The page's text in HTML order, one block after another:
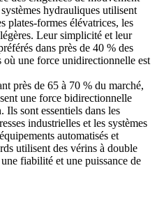
hydrauliques utilisent
plates-formes élévatrices, les
Leur simplicité et leur
dans près de 40 % des
où une force unidirectionnelle est
près de 65 à 70 % du marché,
une force bidirectionnelle
Ils sont essentiels dans les
industrielles et les systèmes
automatisés et
utilisent des vérins à double
fiabilité et une puissance de